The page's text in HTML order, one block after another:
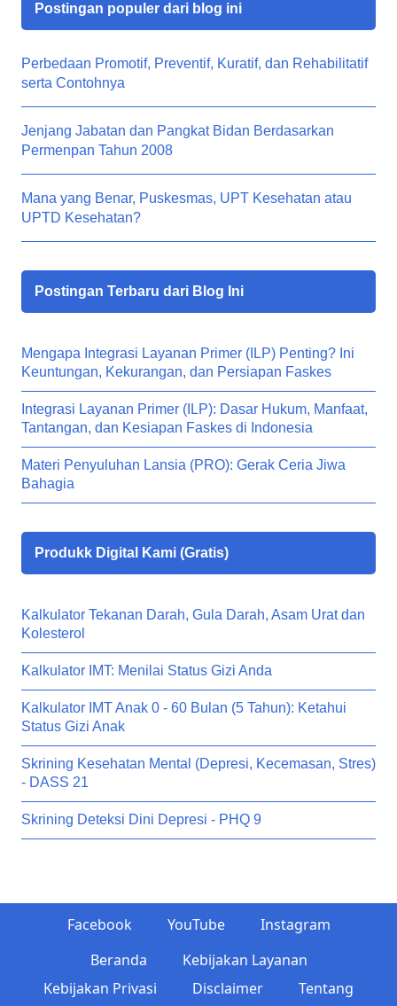
Postingan populer dari blog ini
Perbedaan Promotif, Preventif, Kuratif, dan Rehabilitatif
serta Contohnya
Jenjang Jabatan dan Pangkat Bidan Berdasarkan
Permenpan Tahun 2008
Mana yang Benar, Puskesmas, UPT Kesehatan atau
UPTD Kesehatan?
Postingan Terbaru dari Blog Ini
Mengapa Integrasi Layanan Primer (ILP) Penting? Ini
Keuntungan, Kekurangan, dan Persiapan Faskes
Integrasi Layanan Primer (ILP): Dasar Hukum, Manfaat,
Tantangan, dan Kesiapan Faskes di Indonesia
Materi Penyuluhan Lansia (PRO): Gerak Ceria Jiwa
Bahagia
Produkk Digital Kami (Gratis)
Kalkulator Tekanan Darah, Gula Darah, Asam Urat dan
Kolesterol
Kalkulator IMT: Menilai Status Gizi Anda
Kalkulator IMT Anak 0 - 60 Bulan (5 Tahun): Ketahui
Status Gizi Anak
Skrining Kesehatan Mental (Depresi, Kecemasan, Stres)
- DASS 21
Skrining Deteksi Dini Depresi - PHQ 9
Facebook YouTube
Instagram
Beranda
Kebijakan Layanan
Kebijakan Privasi
Disclaimer
Tentang